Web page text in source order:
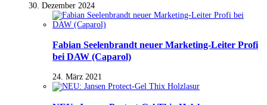
30. Dezember 2024
Fabian Seelenbrandt neuer Marketing-Leiter Profi
bei DAW (Caparol)
24. März 2021